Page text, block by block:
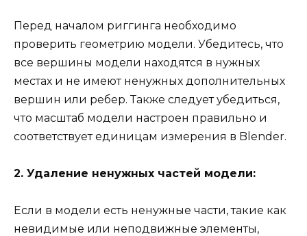
Перед началом риггинга необходимо
проверить геометрию модели. Убедитесь, что
все вершины модели находятся в нужных
местах и не имеют ненужных дополнительных
вершин или ребер. Также следует убедиться,
что масштаб модели настроен правильно и
соответствует единицам измерения в Blender.
2. Удаление ненужных частей модели:
Если в модели есть ненужные части, такие как
невидимые или неподвижные элементы,